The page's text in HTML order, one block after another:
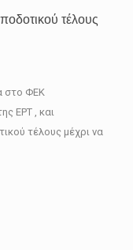
τέλους
στο ΦΕΚ
ΕΡΤ , και
τέλους μέχρι να